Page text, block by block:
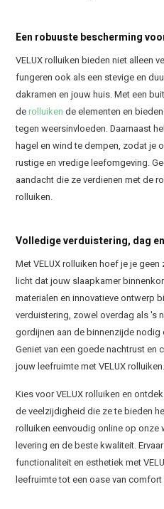
Een robuuste bescherming
VELUX rolluiken bieden niet alleen
fungeren ook als een stevige en
dakramen en jouw huis. Met een
derolluiken de elementen en
tegen weersinvloeden. Daarnaast
hagel en wind te dempen, zodat je
rustige en vredige leefomgeving.
aandacht die ze verdienen met de
rolluiken.
Volledige verduistering, dag
Met VELUX rolluiken hoef je je
licht dat jouw slaapkamer
materialen en innovatieve ontwerp
verduistering, zowel overdag als 's
gordijnen aan de binnenzijde
Geniet van een goede nachtrust en
jouw leefruimte met VELUX rolluiken.
Kies voor VELUX rolluiken en
de veelzijdigheid die ze te bieden
rolluiken eenvoudig online op onze
levering en de beste kwaliteit.
functionaliteit en esthetiek met
leefruimte tot een oase van comfort